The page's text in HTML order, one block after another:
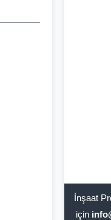
İnşaat
için